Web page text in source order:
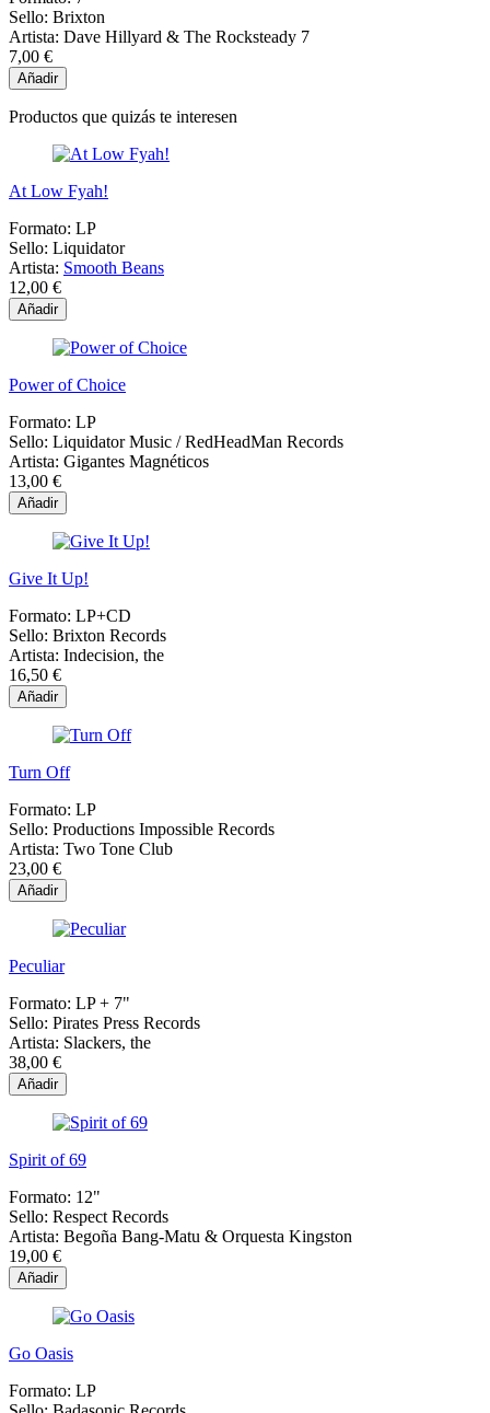
Sello: Brixton
Artista: Dave Hillyard & The Rocksteady 7
7,00 €
Añadir
Productos que quizás te interesen
At Low Fyah!
Formato: LP
Sello: Liquidator
Artista: Smooth Beans
12,00 €
Añadir
Power of Choice
Formato: LP
Sello: Liquidator Music / RedHeadMan Records
Artista: Gigantes Magnéticos
13,00 €
Añadir
Give It Up!
Formato: LP+CD
Sello: Brixton Records
Artista: Indecision, the
16,50 €
Añadir
Turn Off
Formato: LP
Sello: Productions Impossible Records
Artista: Two Tone Club
23,00 €
Añadir
Peculiar
Formato: LP + 7"
Sello: Pirates Press Records
Artista: Slackers, the
38,00 €
Añadir
Spirit of 69
Formato: 12"
Sello: Respect Records
Artista: Begoña Bang-Matu & Orquesta Kingston
19,00 €
Añadir
Go Oasis
Formato: LP